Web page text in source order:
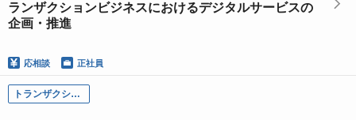
ランザクションビジネスにおけるデジタルサービスの
企画・推進
応相談 正社員
トランザクション・ビジネス本部